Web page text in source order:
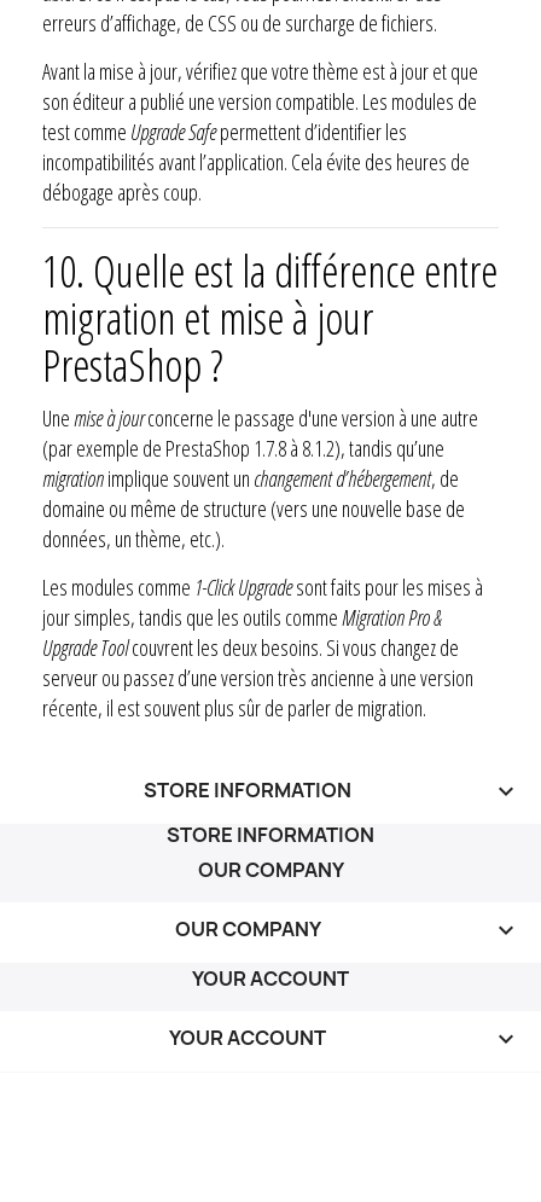
erreurs d’affichage, de CSS ou de surcharge de fichiers.
Avant la mise à jour, vérifiez que votre thème est à jour et que
son éditeur a publié une version compatible. Les modules de
test comme Upgrade Safepermettent d’identifier les
incompatibilités avant l’application. Cela évite des heures de
débogage après coup.
10. Quelle est la différence entre
migration et mise à jour
PrestaShop ?
Une mise à jourconcerne le passage d'une version à une autre
(par exemple de PrestaShop 1.7.8 à 8.1.2), tandis qu’une
migrationimplique souvent un changement d’hébergement, de
domaine ou même de structure (vers une nouvelle base de
données, un thème, etc.).
Les modules comme 1-Click Upgradesont faits pour les mises à
jour simples, tandis que les outils commeMigration Pro &
Upgrade Toolcouvrent les deux besoins. Si vous changez de
serveur ou passez d’une version très ancienne à une version
récente, il est souvent plus sûr de parler de migration.
STORE INFORMATION keyboard_arrow_down
STORE INFORMATION
OUR COMPANY
OUR COMPANY 
YOUR ACCOUNT
YOUR ACCOUNT 